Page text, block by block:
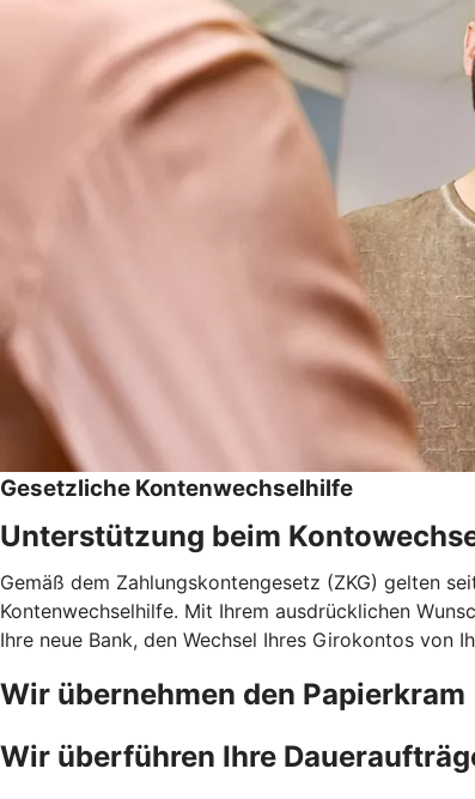
Gesetzliche Kontenwechselhilfe
Unterstützung beim
Gemäß dem Zahlungskontengesetz (ZKG) gelten
Kontenwechselhilfe. Mit Ihrem ausdrücklichen
Ihre neue Bank, den Wechsel Ihres Girokontos von
Wir übernehmen den Papierkram
Wir überführen Ihre